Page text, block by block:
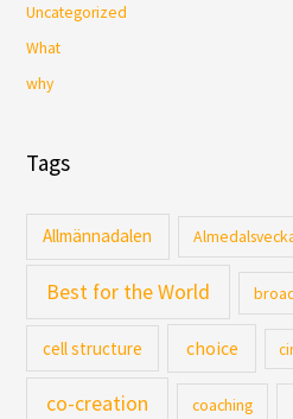
Uncategorized
What
why
Tags
Allmännadalen
Best for the World
cell structure choice
co-creation coaching